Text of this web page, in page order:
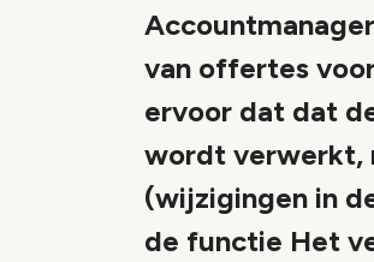
van offertes
ervoor dat dat
wordt verwerkt,
(wijzigingen in
de functie Het